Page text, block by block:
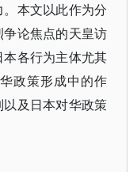
本文以此作为分
论焦点的天皇访
各行为主体尤其
政策形成中的作
及日本对华政策